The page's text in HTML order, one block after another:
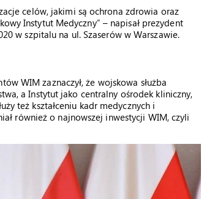
celów, jakimi są ochrona zdrowia oraz
Instytut Medyczny” – napisał prezydent
w szpitalu na ul. Szaserów w Warszawie.
WIM zaznaczył, że wojskowa służba
a Instytut jako centralny ośrodek kliniczny,
też kształceniu kadr medycznych i
również o najnowszej inwestycji WIM, czyli